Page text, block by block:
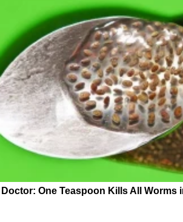
Doctor: One Teaspoon Kills All Worms